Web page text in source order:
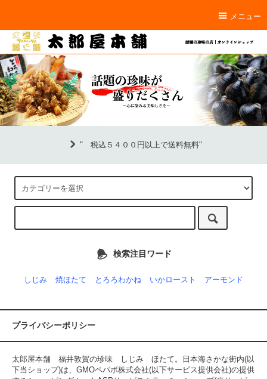
メニュー
"税込５４００円以上で送料無料"
検索注目ワード
しじみ 焼ほたて とろろわかね いかロースト アーモンド
プライバシーポリシー
太郎屋本舗 福井敦賀の珍味 しじみ ほたて。日本海さかな街内(以
下当ショップ)は、 GMOペパボ株式会社(以下サービス提供会社)の提供